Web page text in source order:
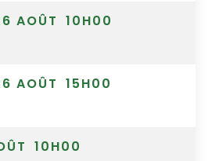
AOÛT 10H00
AOÛT 15H00
10H00